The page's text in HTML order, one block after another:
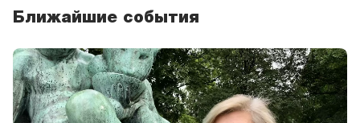
рептилий!
экскурсии
«Парикмахеры
верблюдов,
Ближайшие события